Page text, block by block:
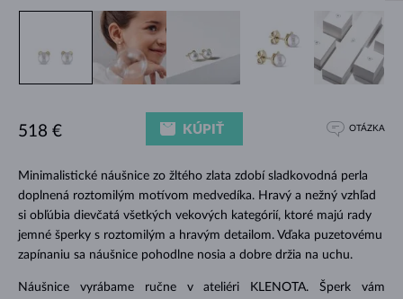
Minimalistické náušnice zo žltého zlata zdobí sladkovodná perla
doplnená roztomilým motívom medvedíka. Hravý a nežný vzhľad
si obľúbia dievčatá všetkých vekových kategórií, ktoré majú rady
jemné šperky s roztomilým a hravým detailom. Vďaka puzetovému
zapínaniu sa náušnice pohodlne nosia a dobre držia na uchu.
Náušnice vyrábame ručne v ateliéri KLENOTA. Šperk vám
518 € KÚPIŤ OTÁZKA